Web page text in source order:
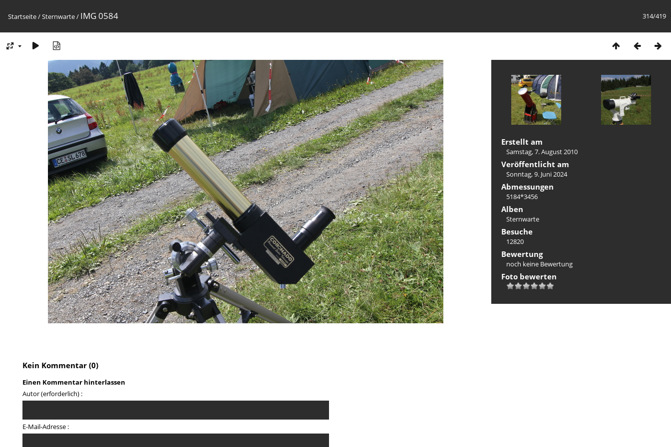
314/419
Startseite/Sternwarte/ IMG 0584
Erstellt am
Samstag, 7. August 2010
Veröffentlicht am
Sonntag, 9. Juni 2024
Abmessungen
5184*3456
Alben
Sternwarte
Besuche
12820
Bewertung
noch keine Bewertung
Foto bewerten
Kein Kommentar (0)
Einen Kommentar hinterlassen
Autor (erforderlich) :
E-Mail-Adresse :